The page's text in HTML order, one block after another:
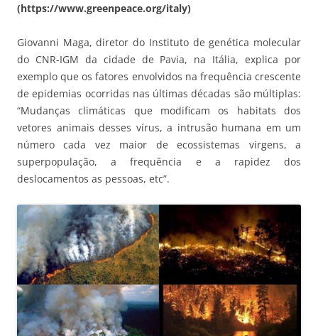
(https://www.greenpeace.org/italy)
Giovanni Maga, diretor do Instituto de genética molecular
do CNR-IGM da cidade de Pavia, na Itália, explica por
exemplo que os fatores envolvidos na frequência crescente
de epidemias ocorridas nas últimas décadas são múltiplas:
“Mudanças climáticas que modificam os habitats dos
vetores animais desses vírus, a intrusão humana em um
número cada vez maior de ecossistemas virgens, a
superpopulação, a frequência e a rapidez dos
deslocamentos as pessoas, etc”.